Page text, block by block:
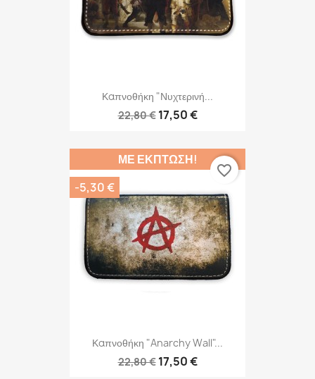
Καπνοθήκη "Νυχτερινή...
22,80 € 17,50 €
Καπνοθήκη "Anarchy Wall"...
22,80 € 17,50 €
ΜΕ ΈΚΠΤΩΣΗ!
-5,30 €
favorite_border